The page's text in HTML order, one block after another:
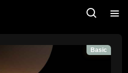
Basic